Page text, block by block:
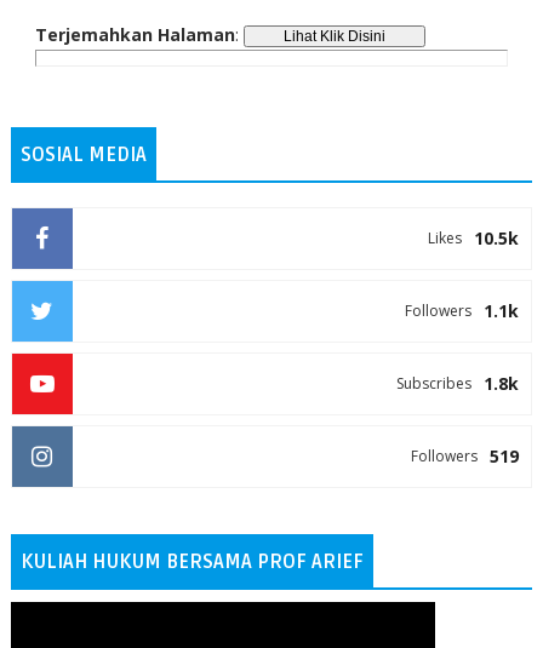
Terjemahkan Halaman:
SOSIAL MEDIA
10.5k
Likes
1.1k
Followers
1.8k
Subscribes
519
Followers
KULIAH HUKUM BERSAMA PROF ARIEF